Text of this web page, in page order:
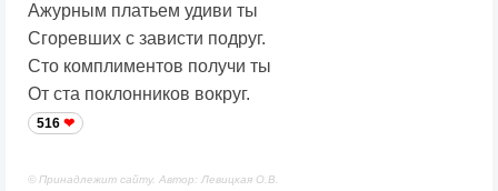
Ажурным платьем удиви ты
Сгоревших с зависти подруг.
Сто комплиментов получи ты
От ста поклонников вокруг.
516
© Принадлежит сайту. Автор: Левицкая О.В.